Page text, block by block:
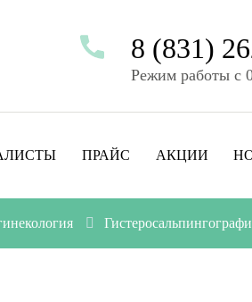
8 (831)
Режим работы с
ПРАЙС АКЦИИ